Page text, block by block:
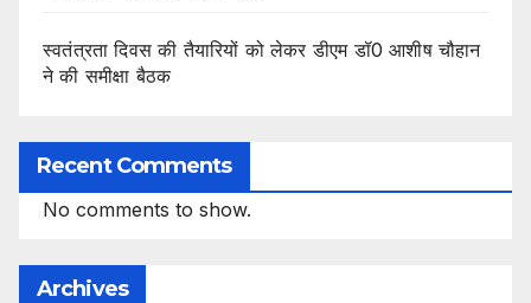
स्वतंत्रता दिवस की तैयारियों को लेकर डीएम डॉ0 आशीष चौहान
ने की समीक्षा बैठक
Recent Comments
No comments to show.
Archives